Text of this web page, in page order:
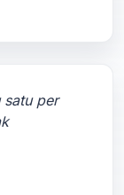
satu per